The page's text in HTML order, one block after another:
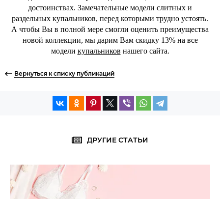
достоинствах. Замечательные модели слитных и
раздельных купальников, перед которыми трудно устоять.
А чтобы Вы в полной мере смогли оценить преимущества
новой коллекции, мы дарим Вам скидку 13% на все
модели купальников нашего сайта.
Вернуться к списку публикаций
ДРУГИЕ СТАТЬИ